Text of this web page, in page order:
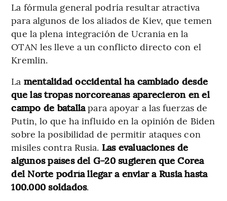
La fórmula general podría resultar atractiva
para algunos de los aliados de Kiev, que temen
que la plena integración de Ucrania en la
OTAN les lleve a un conflicto directo con el
Kremlin.
La mentalidad occidental ha cambiado desde
que las tropas norcoreanas aparecieron en el
campo de batallapara apoyar a las fuerzas de
Putin, lo que ha influido en la opinión de Biden
sobre la posibilidad de permitir ataques con
misiles contra Rusia. Las evaluaciones de
algunos países del G-20 sugieren que Corea
del Norte podría llegar a enviar a Rusia hasta
100.000 soldados.